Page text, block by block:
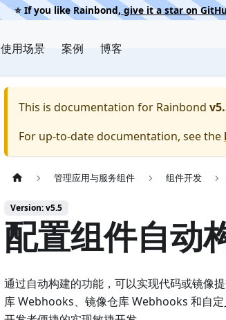
⭐️ If you like Rainbond, give it a star on
使用场景 案例 博客
This is documentation for Rainbond
For up-to-date documentation, see the
管理应用与服务组件 组件开发
Version: v5.5
配置组件自动
通过自动构建的功能，可以实现代码或镜像
库 Webhooks、镜像仓库 Webhooks 和自